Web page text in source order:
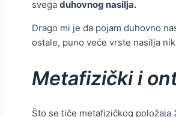
svega duhovnog nasilja.
Drago mi je da pojam duhovno
ostale, puno veće vrste nasilja
Metafizički i
Što se tiče metafizičkog